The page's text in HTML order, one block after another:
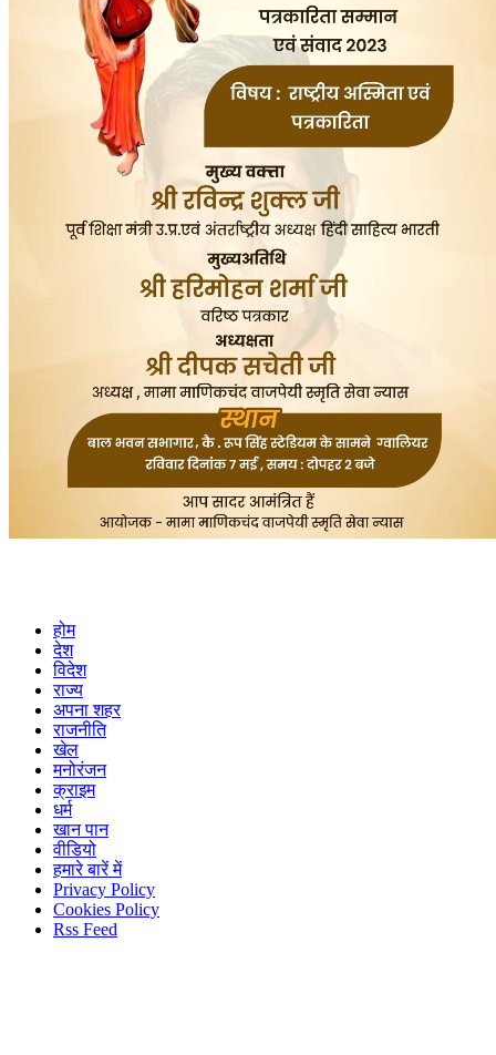
होम
देश
विदेश
राज्य
अपना शहर
राजनीति
खेल
मनोरंजन
क्राइम
धर्म
खान पान
वीडियो
हमारे बारें में
Privacy Policy
Cookies Policy
Rss Feed